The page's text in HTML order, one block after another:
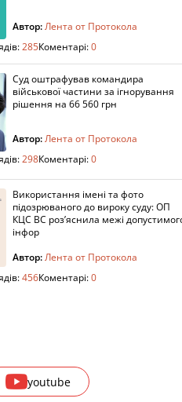
Автор:Лента от Протокола
285Коментарі:0
Суд оштрафував командира
військової частини за ігнорування
рішення на 66 560 грн
Автор:Лента от Протокола
298Коментарі:0
Використання імені та фото
підозрюваного до вироку суду: ОП
КЦС ВС роз’яснила межі
інфор
Автор:Лента от Протокола
456Коментарі:0
youtube